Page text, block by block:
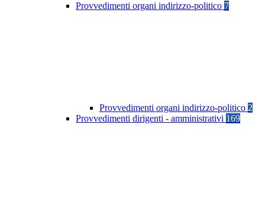
Provvedimenti organi indirizzo-politico 7
Provvedimenti organi indirizzo-politico 2
Provvedimenti dirigenti - amministrativi 169